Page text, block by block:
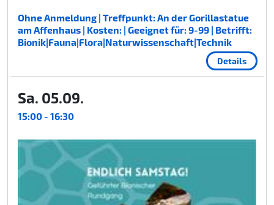
Ohne Anmeldung | Treffpunkt: An der Gorillastatue
am Affenhaus | Kosten: | Geeignet für: 9-99 | Betrifft:
Bionik|Fauna|Flora|Naturwissenschaft|Technik
Details
Sa. 05.09.
15:00 - 16:30